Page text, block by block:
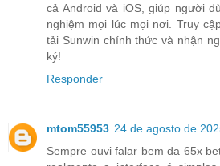
cả Android và iOS, giúp người
nghiệm mọi lúc mọi nơi. Truy
tải Sunwin chính thức và nhận
ký!
Responder
mtom55953 24 de agosto de
Sempre ouvi falar bem da 65x